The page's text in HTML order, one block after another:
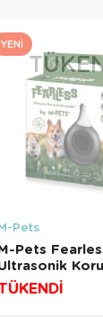
YENI
Pets
Pets